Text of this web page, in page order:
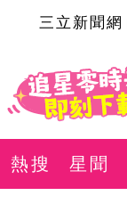
三立新聞網
熱搜 星聞